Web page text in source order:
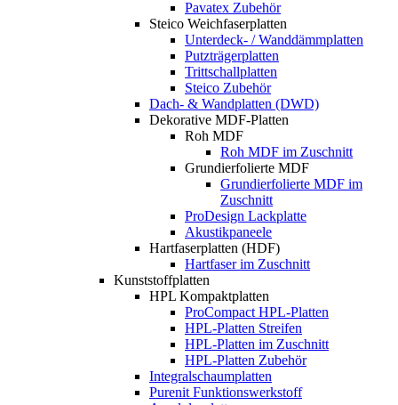
Pavatex Zubehör
Steico Weichfaserplatten
Unterdeck- / Wanddämmplatten
Putzträgerplatten
Trittschallplatten
Steico Zubehör
Dach- & Wandplatten (DWD)
Dekorative MDF-Platten
Roh MDF
Roh MDF im Zuschnitt
Grundierfolierte MDF
Grundierfolierte MDF im
Zuschnitt
ProDesign Lackplatte
Akustikpaneele
Hartfaserplatten (HDF)
Hartfaser im Zuschnitt
Kunststoffplatten
HPL Kompaktplatten
ProCompact HPL-Platten
HPL-Platten Streifen
HPL-Platten im Zuschnitt
HPL-Platten Zubehör
Integralschaumplatten
Purenit Funktionswerkstoff